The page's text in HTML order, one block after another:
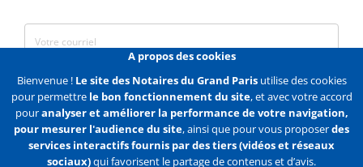
J'accepte de recevoir des communications de la Chambre des
Notaires de Paris.
En savoir plus
S'abonner
A propos des cookies
Bienvenue ! Le site des Notaires du Grand Parisutilise des cookies
pour permettre le bon fonctionnement du site, et avec votre accord
pouranalyser et améliorer la performance de votre navigation,
pour mesurer l'audience du site, ainsi que pour vous proposerdes
services interactifs fournis par des tiers (vidéos et réseaux
sociaux)qui favorisent le partage de contenus et d’avis.